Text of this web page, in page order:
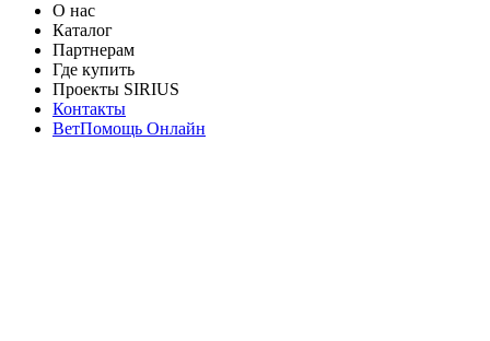
О нас
Каталог
Партнерам
Где купить
Проекты SIRIUS
Контакты
ВетПомощь Онлайн